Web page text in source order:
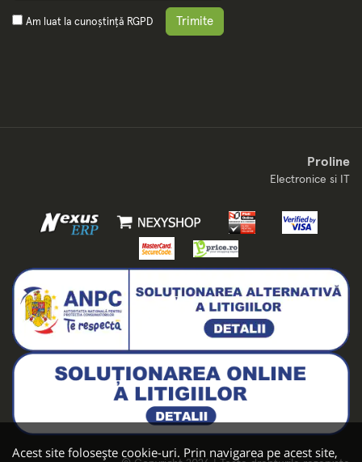
Acest site folosește cookie-uri. Prin navigarea pe acest site,
Am luat la cunoștință RGPD Trimite
Proline
Electronice si IT